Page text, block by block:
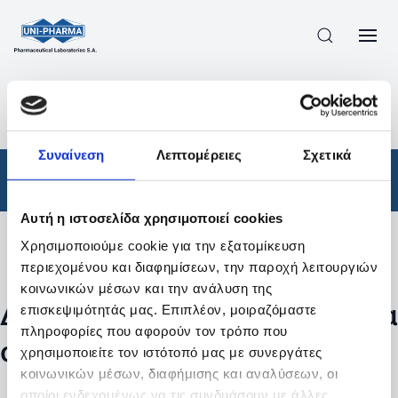
Συναίνεση Λεπτομέρειες Σχετικά
Αυτή η ιστοσελίδα χρησιμοποιεί cookies
Χρησιμοποιούμε cookie για την εξατομίκευση
περιεχομένου και διαφημίσεων, την παροχή λειτουργιών
κοινωνικών μέσων και την ανάλυση της
επισκεψιμότητάς μας. Επιπλέον, μοιραζόμαστε
πληροφορίες που αφορούν τον τρόπο που
χρησιμοποιείτε τον ιστότοπό μας με συνεργάτες
κοινωνικών μέσων, διαφήμισης και αναλύσεων, οι
οποίοι ενδεχομένως να τις συνδυάσουν με άλλες
ΠΡΟΪΟΝΤΑ
ΑΠΟΤΕΛΕΣΜΑΤΑ ΑΝΑΖΗΤΗΣΗΣ
Φάρμακα
Φίλτρα
Δεν βρέθηκαν προϊόντα με τα
συγκεκριμένα φίλτρα